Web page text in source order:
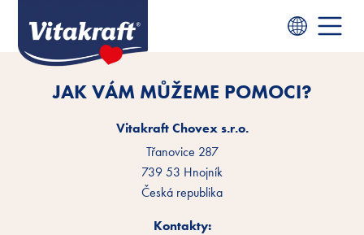
JAK VÁM MŮŽEME POMOCI?
Vitakraft Chovex s.r.o.
Třanovice 287
739 53 Hnojník
Česká republika
Kontakty: